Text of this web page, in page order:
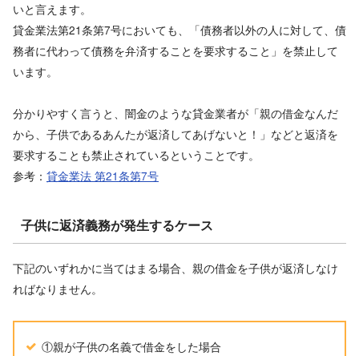
いと言えます。
貸金業法第21条第7号においても、「債務者以外の人に対して、債
務者に代わって債務を弁済することを要求すること」を禁止して
います。
分かりやすく言うと、闇金のような貸金業者が「親の借金なんだ
から、子供であるあんたが返済してあげないと！」などと返済を
要求することも禁止されているということです。
参考： 貸金業法 第21条第7号
子供に返済義務が発生するケース
下記のいずれかに当てはまる場合、親の借金を子供が返済しなけ
ればなりません。
①親が子供の名義で借金をした場合